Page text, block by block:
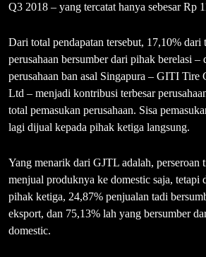
Q3 2018 – yang tercatat hanya sebesar Rp
Dari total pendapatan tersebut, 17,10% dari
perusahaan bersumber dari pihak berelasi –
perusahaan ban asal Singapura – GITI Tire
Ltd – menjadi kontribusi terbesar
total pemasukan perusahaan. Sisa
lagi dijual kepada pihak ketiga langsung.
Yang menarik dari GJTL adalah, perseroan
menjual produknya ke domestic saja, tetapi
pihak ketiga, 24,87% penjualan tadi
eksport, dan 75,13% lah yang bersumber
domestic.